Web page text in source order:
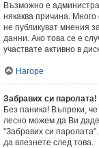
Възможно е
някаква причина.
не публикуват мнения
данни. Ако това се е
участвате активно в
Нагоре
Забравих си паролата!
Без паника! Въпреки,
лесно можем да Ви
"Забравих си
да влезнете след това.